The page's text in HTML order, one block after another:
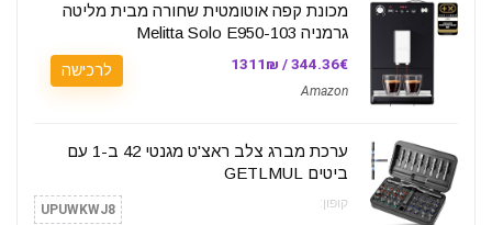
מכונת קפה אוטומטית שחורה מבית מליטה
גרמניה Melitta Solo E950-103
344.36€ / 1311₪
Amazon
לרכישה
ערכת מברג צלב ראצ'ט מגנטי 42 ב-1 עם
ביטים GETLMUL
קופון: UPUWKWJ8